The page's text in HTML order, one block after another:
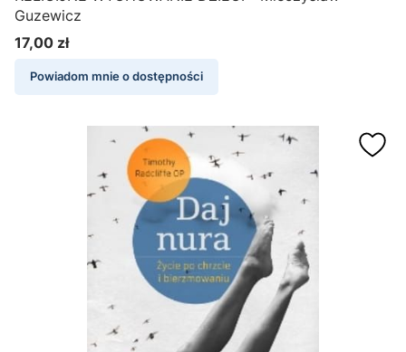
Guzewicz
Cena
17,00 zł
Powiadom mnie o dostępności